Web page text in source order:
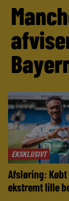
EKSKLUSIVT
Afsløring:
ekstremt lille